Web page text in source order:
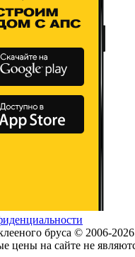
бруса © 2006-2026
цены на сайте не